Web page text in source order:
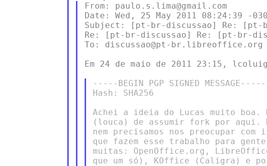
From: paulo.s.lima@gmail.com
Date: Wed, 25 May 2011 08:24:39 -
Subject: [pt-br-discussao] Re: [pt-
Re: [pt-br-discussao] Re: [pt-br-
To: discussao@pt-br.libreoffice.org
Em 24 de maio de 2011 23:15,
-----BEGIN PGP SIGNED MESSAGE-----
Hash: SHA256
Achei a ideia do Lucas muito boa.
(louca) de assumir fork por aqui.
nem precisamos nos preocupar
que fazem esse trabalho para
muitas: OpenOffice.org,
que um só), KOffice (Caligra) e